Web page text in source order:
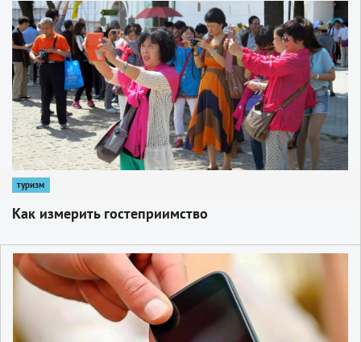
1
туризм
Как измерить гостеприимство
1